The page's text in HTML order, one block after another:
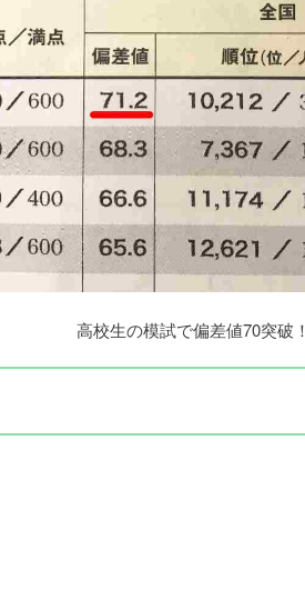
高校生の模試で偏差値70突破！